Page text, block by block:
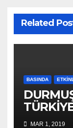
Related
BASINDA
MAR 1, 2019